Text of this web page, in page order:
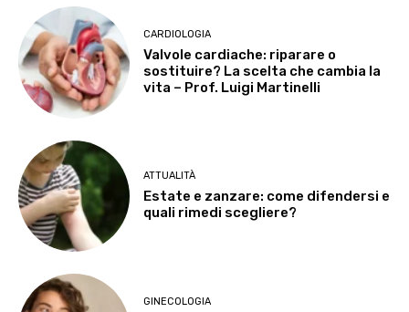
CARDIOLOGIA
Valvole cardiache: riparare o
sostituire? La scelta che cambia la
vita – Prof. Luigi Martinelli
ATTUALITÀ
Estate e zanzare: come difendersi e
quali rimedi scegliere?
GINECOLOGIA